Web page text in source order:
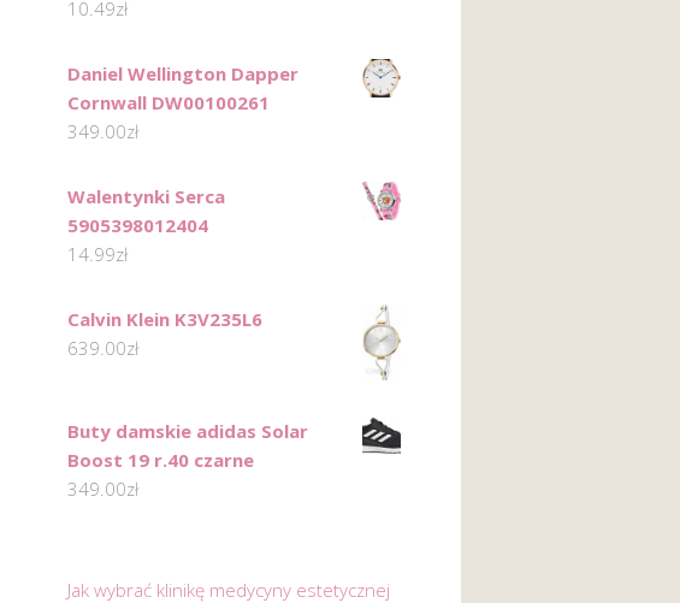
10.49zł
Daniel Wellington Dapper
Cornwall DW00100261
349.00zł
Walentynki Serca
5905398012404
14.99zł
Calvin Klein K3V235L6
639.00zł
Buty damskie adidas Solar
Boost 19 r.40 czarne
349.00zł
Jak wybrać klinikę medycyny estetycznej